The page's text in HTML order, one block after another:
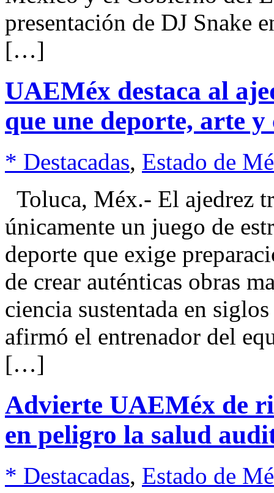
presentación de DJ Snake
[…]
UAEMéx destaca al
que une deporte, arte y
* Destacadas, Estado de
Toluca, Méx.- El ajedrez
únicamente un juego de
deporte que exige
de crear auténticas obras
ciencia sustentada en
afirmó el entrenador del
[…]
Advierte UAEMéx de
en peligro la salud
* Destacadas, Estado de